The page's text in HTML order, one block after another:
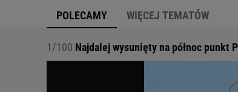
POLECAMY WIĘCEJ TEMATÓW
1/100 Najdalej wysunięty na północ punkt